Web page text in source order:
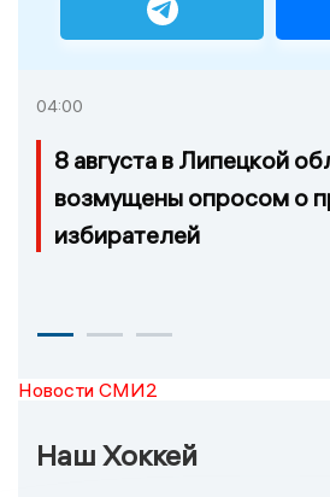
04:00
8 августа в Липецкой
возмущены опросом о
избирателей
Новости СМИ2
Наш Хоккей